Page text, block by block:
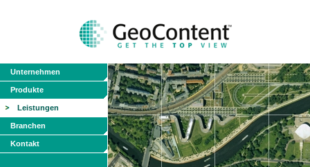
Unternehmen
Produkte
Leistungen
Branchen
Kontakt